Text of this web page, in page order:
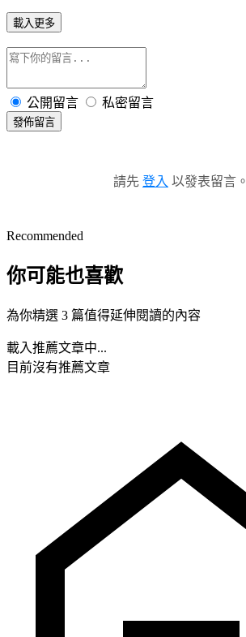
載入更多
公開留言 私密留言
發佈留言
請先 登入 以發表留言。
Recommended
你可能也喜歡
為你精選 3 篇值得延伸閱讀的內容
載入推薦文章中...
目前沒有推薦文章